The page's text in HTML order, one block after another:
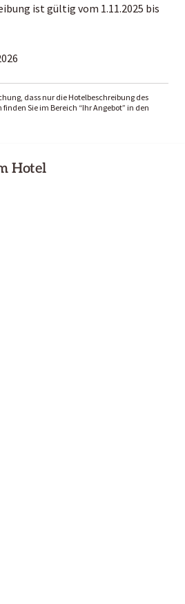
ist gültig vom 1.11.2025 bis
dass nur die Hotelbeschreibung des
Sie im Bereich “Ihr Angebot” in den
Hotel